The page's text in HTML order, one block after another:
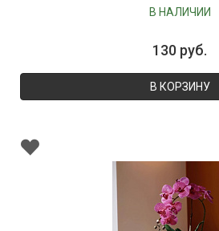
В НАЛИЧИИ
130 руб.
В КОРЗИНУ